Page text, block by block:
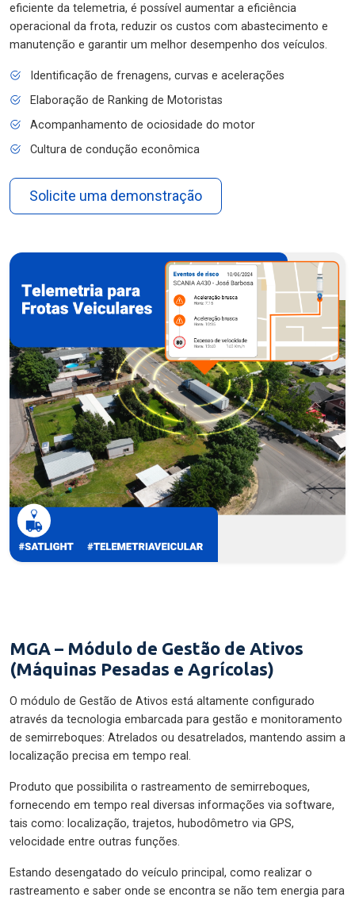
eficiente da telemetria, é possível aumentar a eficiência
operacional da frota, reduzir os custos com abastecimento e
manutenção e garantir um melhor desempenho dos veículos.
Identificação de frenagens, curvas e acelerações
Elaboração de Ranking de Motoristas
Acompanhamento de ociosidade do motor
Cultura de condução econômica
Solicite uma demonstração
MGA – Módulo de Gestão de Ativos
(Máquinas Pesadas e Agrícolas)
O módulo de Gestão de Ativos está altamente configurado
através da tecnologia embarcada para gestão e monitoramento
de semirreboques: Atrelados ou desatrelados, mantendo assim a
localização precisa em tempo real.
Produto que possibilita o rastreamento de semirreboques,
fornecendo em tempo real diversas informações via software,
tais como: localização, trajetos, hubodômetro via GPS,
velocidade entre outras funções.
Estando desengatado do veículo principal, como realizar o
rastreamento e saber onde se encontra se não tem energia para